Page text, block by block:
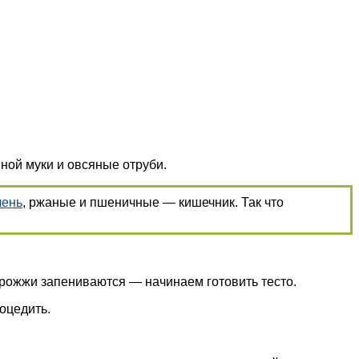
муки и овсяные отруби.
, ржаные и пшеничные — кишечник. Так что
запениваются — начинаем готовить тесто.